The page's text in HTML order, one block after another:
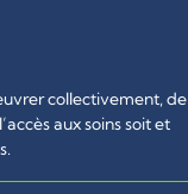
collectivement, de
aux soins soit et